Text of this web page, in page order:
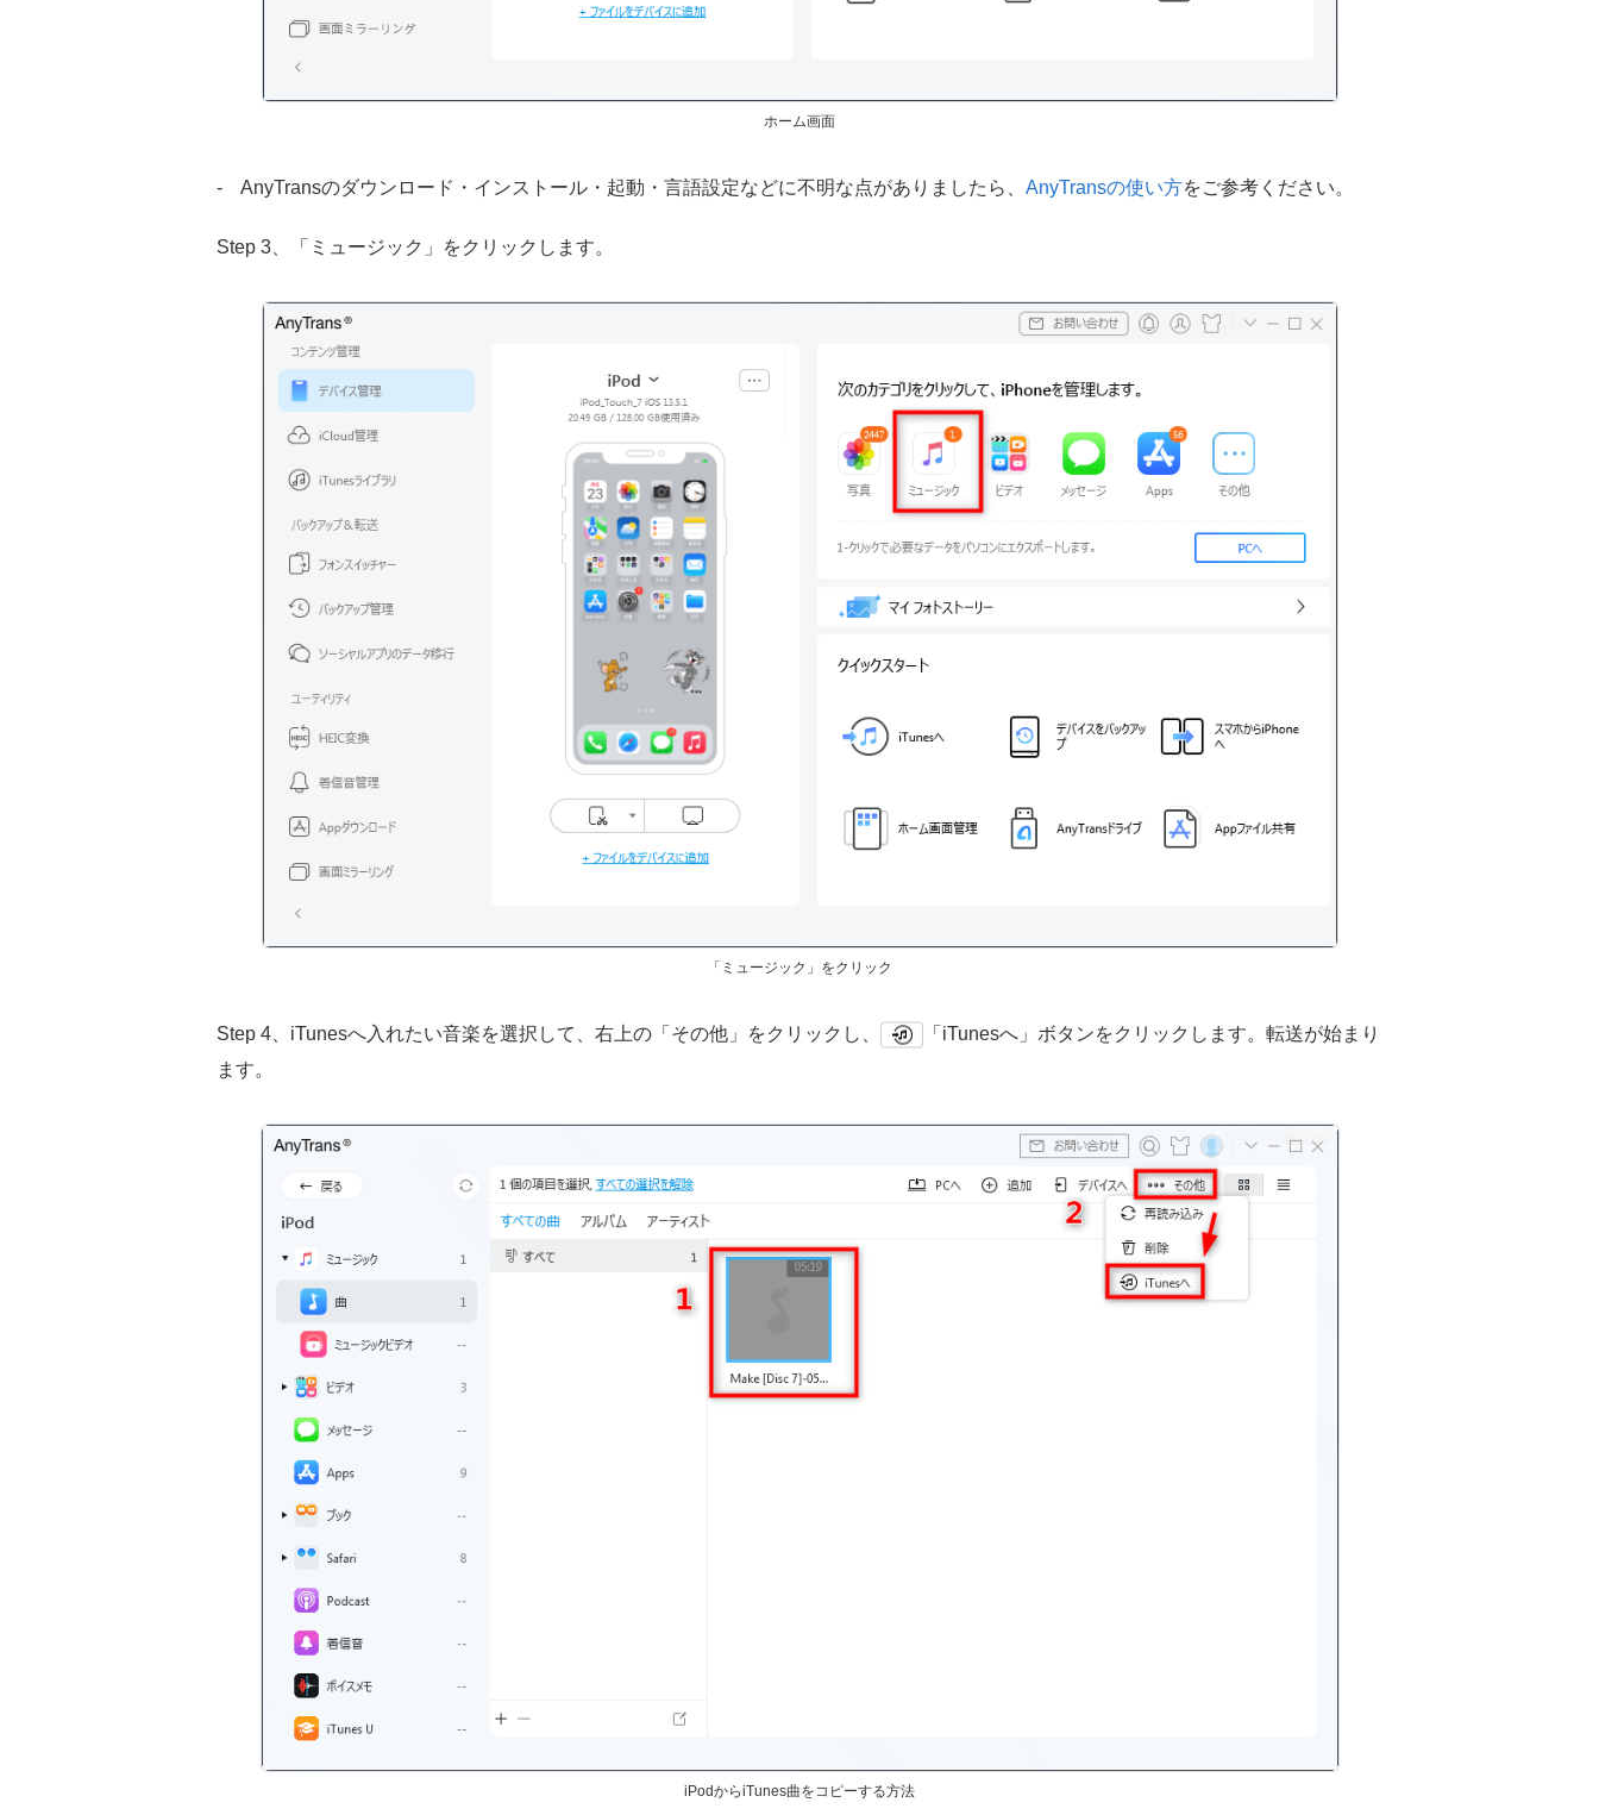
ホーム画面
- AnyTransのダウンロード・インストール・起動・言語設定などに不明な点がありましたら、 AnyTransの使い方をご参考ください。
Step 3、「ミュージック」をクリックします。
「ミュージック」をクリック
Step 4、iTunesへ入れたい音楽を選択して、右上の「その他」をクリックし、
「iTunesへ」ボタンをクリックします。転送が始まり
ます。
iPodからiTunes曲をコピーする方法